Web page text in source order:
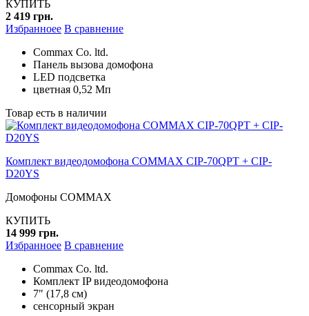
КУПИТЬ
2 419 грн.
Избранноее В сравнение
Commax Co. ltd.
Панель вызова домофона
LED подсветка
цветная 0,52 Мп
Товар есть в наличии
Комплект видеодомофона COMMAX CIP-70QPT + CIP-
D20YS
Домофоны COMMAX
КУПИТЬ
14 999 грн.
Избранноее В сравнение
Commax Co. ltd.
Комплект IP видеодомофона
7" (17,8 см)
сенсорный экран